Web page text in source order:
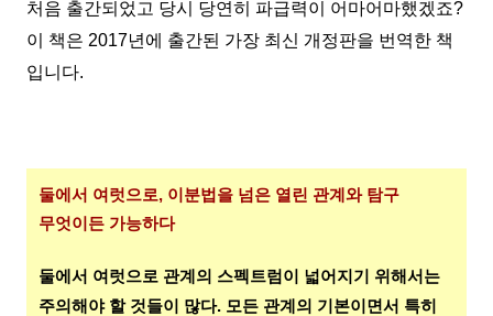
처음 출간되었고 당시 당연히 파급력이 어마어마했겠죠?
이 책은 2017년에 출간된 가장 최신 개정판을 번역한 책
입니다.
둘에서 여럿으로, 이분법을 넘은 열린 관계와 탐구
무엇이든 가능하다
둘에서 여럿으로 관계의 스펙트럼이 넓어지기 위해서는
주의해야 할 것들이 많다. 모든 관계의 기본이면서 특히